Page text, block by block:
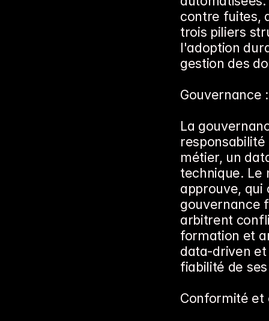
contre fuites,
trois piliers
l'adoption
gestion des
Gouvernance
La
métier, un
technique. Le
approuve, qui
gouvernance
arbitrent
formation et
data-driven
fiabilité de
Conformité et